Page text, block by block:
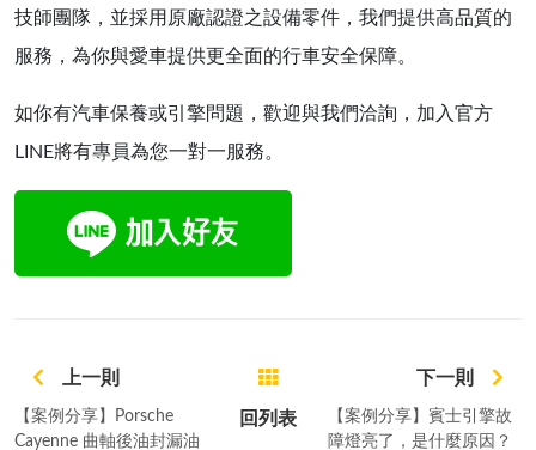
技師團隊，並採用原廠認證之設備零件，我們提供高品質的
服務，為你與愛車提供更全面的行車安全保障。
如你有汽車保養或引擎問題，歡迎與我們洽詢，加入官方
LINE將有專員為您一對一服務。
上一則
【案例分享】Porsche
Cayenne 曲軸後油封漏油
回列表
下一則
【案例分享】賓士引擎故
障燈亮了，是什麼原因？